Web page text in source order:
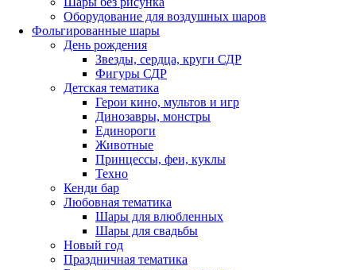
Оборудование для воздушных шаров
Фольгированные шары
День рождения
Звезды, сердца, круги СДР
Фигуры СДР
Детская тематика
Герои кино, мультов и игр
Динозавры, монстры
Единороги
Животные
Принцессы, феи, куклы
Техно
Кенди бар
Любовная тематика
Шары для влюбленных
Шары для свадьбы
Новый год
Праздничная тематика